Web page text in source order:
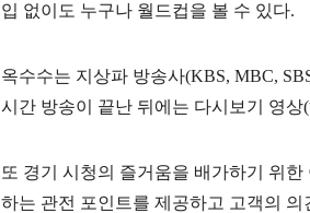
입 없이도 누구나 월드컵을 볼 수 있다.
옥수수는 지상파 방송사(KBS, MBC,
시간 방송이 끝난 뒤에는 다시보기 영상(
또 경기 시청의 즐거움을 배가하기 위한
하는 관전 포인트를 제공하고 고객의 의